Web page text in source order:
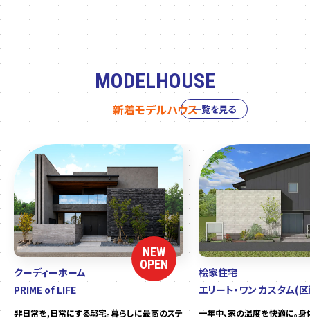
MODELHOUSE
新着モデルハウス
NEW
OPEN
クーディーホーム
PRIME of LIFE
非日常を,日常にする邸宅。暮らしに最高のステ
桧家住宅
エリート・ワン カスタム(
一年中、家の温度を快適に。
一覧を見る